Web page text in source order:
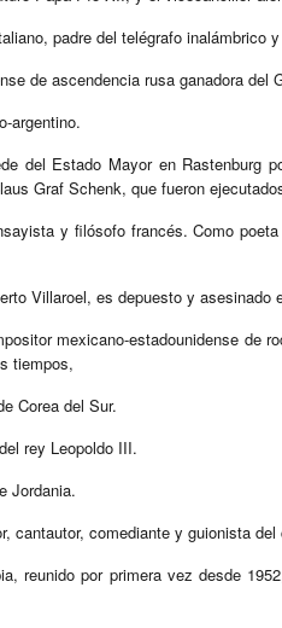
padre del telégrafo inalámbrico
de ascendencia rusa ganadora del
argentino.
del Estado Mayor en Rastenburg
Graf Schenk, que fueron
y filósofo francés. Como
Villaroel, es depuesto y asesinado
mexicano-estadounidense de
tiempos,
Corea del Sur.
rey Leopoldo III.
Jordania.
cantautor, comediante y guionista
reunido por primera vez desde